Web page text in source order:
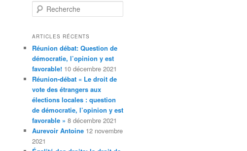
e
h
r
c
h
e
ARTICLES RÉCENTS
Réunion débat: Question de
démocratie, l’opinion y est
favorable! 10 décembre 2021
Réunion-débat « Le droit de
vote des étrangers aux
élections locales : question
de démocratie, l’opinion y est
favorable » 8 décembre 2021
Aurevoir Antoine 12 novembre
2021